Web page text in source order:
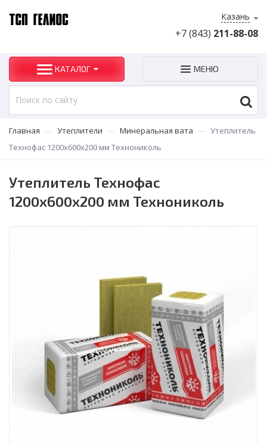
Казань
+7 (843) 211-88-08
КАТАЛОГ МЕНЮ
Главная — Утеплители — Минеральная вата — Утеплитель
Технофас 1200х600х200 мм Технониколь
Утеплитель Технофас
1200х600х200 мм Технониколь